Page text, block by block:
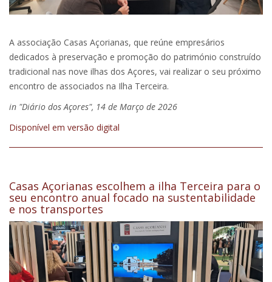
A associação Casas Açorianas, que reúne empresários
dedicados à preservação e promoção do património construído
tradicional nas nove ilhas dos Açores, vai realizar o seu próximo
encontro de associados na Ilha Terceira.
in "Diário dos Açores", 14 de Março de 2026
Disponível em versão digital
Casas Açorianas escolhem a ilha Terceira para o
seu encontro anual focado na sustentabilidade
e nos transportes